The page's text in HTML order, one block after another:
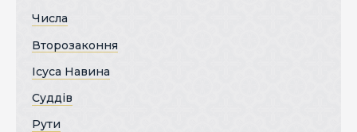
Числа
Второзаконня
Ісуса Навина
Суддів
Рути